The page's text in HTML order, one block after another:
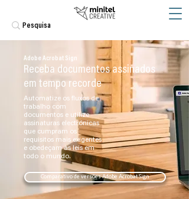
Comparativo de versões Adobe Acrobat Sign
Adobe Acrobat Sign
Receba documentos assinados
em tempo recorde
Automatize os fluxos de
trabalho com
documentos e utilize
assinaturas electrónicas
que cumpram os
requisitos mais exigentes
e obedeçam às leis em
todo o mundo.